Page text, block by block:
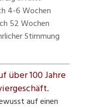
4-6 Wochen
52 Wochen
Stimmung
über 100 Jahre
auf einen